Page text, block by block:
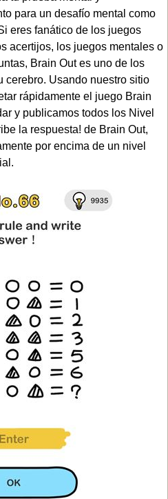
para un desafío mental como
eres fanático de los juegos
acertijos, los juegos mentales o
Brain Out es uno de los
cerebro. Usando nuestro sitio
rápidamente el juego Brain
y publicamos todos los Nivel
la respuesta! de Brain Out,
por encima de un nivel